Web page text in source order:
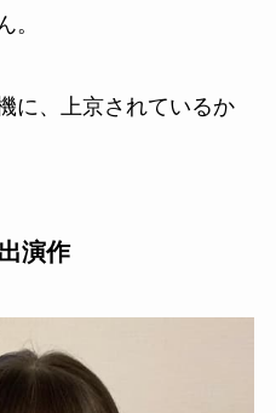
。
に、上京されているか
演作